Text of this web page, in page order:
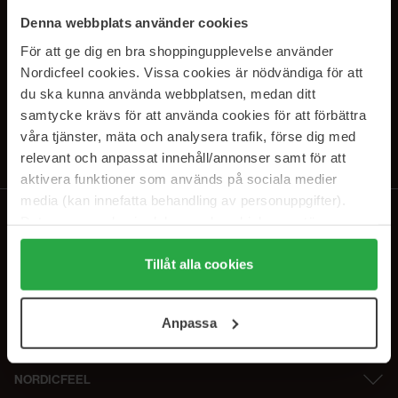
Denna webbplats använder cookies
För att ge dig en bra shoppingupplevelse använder
Nordicfeel cookies. Vissa cookies är nödvändiga för att
du ska kunna använda webbplatsen, medan ditt
samtycke krävs för att använda cookies för att förbättra
våra tjänster, mäta och analysera trafik, förse dig med
relevant och anpassat innehåll/annonser samt för att
aktivera funktioner som används på sociala medier
media (kan innefatta behandling av personuppgifter).
Genom att trycka på "Tillåt alla cookies" accepterar du
alla cookies, medan du under "Detaljer" kan anpassa
användningen av cookies. Du kan när som helst återkalla
samt vår Integritetspolicy.
Tillåt alla cookies
Anpassa
SUBSCRIBE TO OUR
NEWSLETTER
E-postadresse
Ved å abonnere godtar du vårpersonvernerklæring. Du kan melde deg
NORDICFEEL